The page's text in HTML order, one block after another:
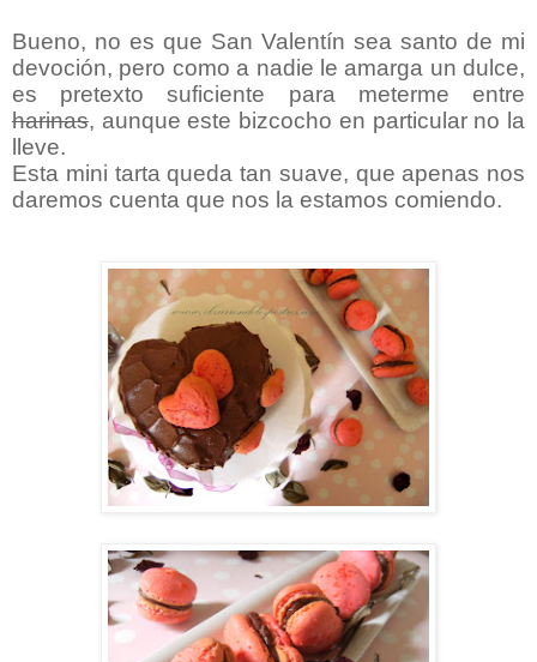
Bueno, no es que San Valentín sea santo de mi
devoción, pero como a nadie le amarga un dulce,
es pretexto suficiente para meterme entre
harinas, aunque este bizcocho en particular no la
lleve.
Esta mini tarta queda tan suave, que apenas nos
daremos cuenta que nos la estamos comiendo.